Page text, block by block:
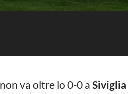
non va oltre lo 0-0 a Siviglia